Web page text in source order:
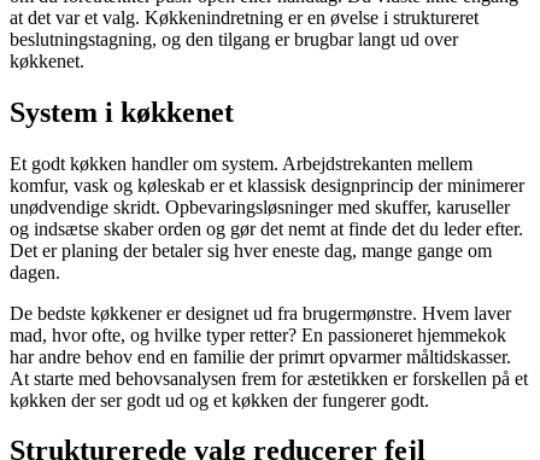
at det var et valg. Køkkenindretning er en øvelse i struktureret
beslutningstagning, og den tilgang er brugbar langt ud over
køkkenet.
System i køkkenet
Et godt køkken handler om system. Arbejdstrekanten mellem
komfur, vask og køleskab er et klassisk designprincip der minimerer
unødvendige skridt. Opbevaringsløsninger med skuffer, karuseller
og indsætse skaber orden og gør det nemt at finde det du leder efter.
Det er planing der betaler sig hver eneste dag, mange gange om
dagen.
De bedste køkkener er designet ud fra brugermønstre. Hvem laver
mad, hvor ofte, og hvilke typer retter? En passioneret hjemmekok
har andre behov end en familie der primrt opvarmer måltidskasser.
At starte med behovsanalysen frem for æstetikken er forskellen på et
køkken der ser godt ud og et køkken der fungerer godt.
Strukturerede valg reducerer fejl